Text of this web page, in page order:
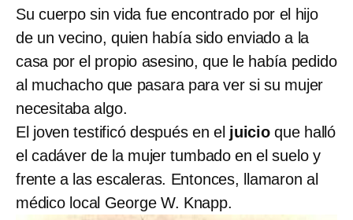
Su cuerpo sin vida fue encontrado por el hijo
de un vecino, quien había sido enviado a la
casa por el propio asesino, que le había pedido
al muchacho que pasara para ver si su mujer
necesitaba algo.
El joven testificó después en el juicioque halló
el cadáver de la mujer tumbado en el suelo y
frente a las escaleras. Entonces, llamaron al
médico local George W. Knapp.